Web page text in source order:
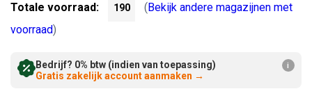
Totale voorraad: 190 ( Bekijk andere magazijnen met
voorraad)
Bedrijf? 0% btw (indien van toepassing)
Gratis zakelijk account aanmaken →
i